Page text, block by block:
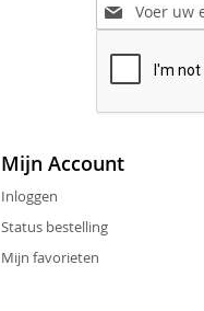
Mijn Account
Inloggen
Status bestelling
Mijn favorieten